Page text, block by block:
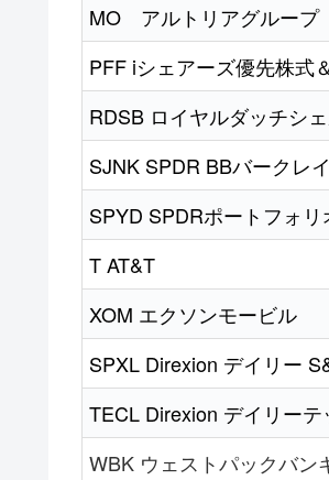
MO アルトリアグループ
PFF iシェアーズ優先株式
RDSB ロイヤルダッチシ
SJNK SPDR BBバークレ
SPYD SPDRポートフォ
T AT&T
XOM エクソンモービル
SPXL Direxion デイリー
TECL Direxion デイリー
WBK ウェストパックバン